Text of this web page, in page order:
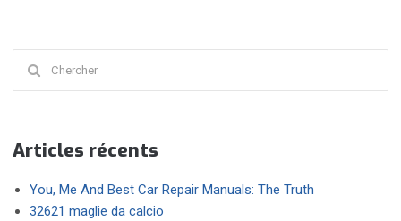
Articles récents
You, Me And Best Car Repair Manuals: The Truth
32621 maglie da calcio